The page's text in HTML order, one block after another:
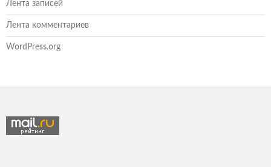
Лента записей
Лента комментариев
WordPress.org